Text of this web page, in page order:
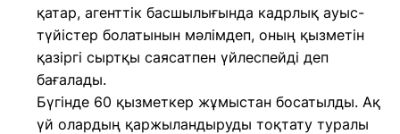
қатар, агенттік басшылығында кадрлық ауыс-
түйістер болатынын мәлімдеп, оның қызметін
қазіргі сыртқы саясатпен үйлеспейді деп
бағалады.
Бүгінде 60 қызметкер жұмыстан босатылды. Ақ
үй олардың қаржыландыруды тоқтату туралы